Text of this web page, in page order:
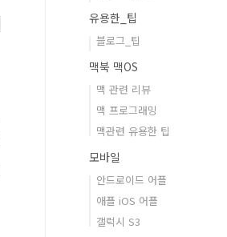
유용한_팁
블로그_팁
맥북 맥OS
맥 관련 리뷰
맥 프로그래밍
맥관련 유용한 팁
모바일
안드로이드 어플
애플 iOS 어플
갤럭시 S3